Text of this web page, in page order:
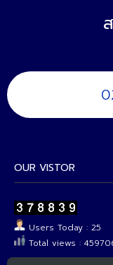
OUR VISTOR
Users Today : 25
Total views :